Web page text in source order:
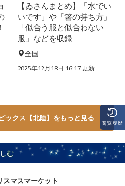
【ゐさんまとめ】「水でい
いです」や「箸の持ち方」
「似合う服と似合わない
服」などを収録
全国
2025年12月18日 16:17 更新
ックス【北陸】をもっと見る
む
スマスマーケット
閲覧履歴